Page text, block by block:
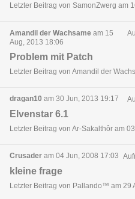
Letzter Beitrag von SamonZwerg am
Amandil der Wachsame am 15
Aug, 2013 18:06
Problem mit Patch
Letzter Beitrag von Amandil der
dragan10 am 30 Jun, 2013 19:17
Elvenstar 6.1
Letzter Beitrag von Ar-Sakalthôr am
Crusader am 04 Jun, 2008 17:03
kleine frage
Letzter Beitrag von Pallando™ am 29